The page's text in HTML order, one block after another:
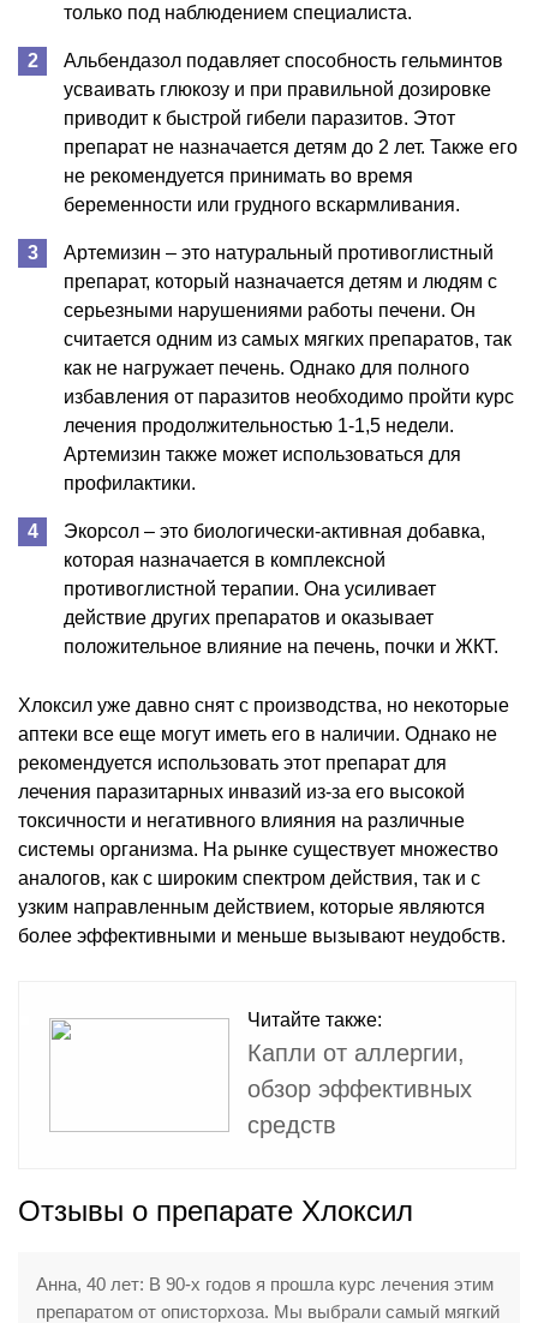
только под наблюдением специалиста.
Альбендазол подавляет способность гельминтов
усваивать глюкозу и при правильной дозировке
приводит к быстрой гибели паразитов. Этот
препарат не назначается детям до 2 лет. Также его
не рекомендуется принимать во время
беременности или грудного вскармливания.
Артемизин – это натуральный противоглистный
препарат, который назначается детям и людям с
серьезными нарушениями работы печени. Он
считается одним из самых мягких препаратов, так
как не нагружает печень. Однако для полного
избавления от паразитов необходимо пройти курс
лечения продолжительностью 1-1,5 недели.
Артемизин также может использоваться для
профилактики.
Экорсол – это биологически-активная добавка,
которая назначается в комплексной
противоглистной терапии. Она усиливает
действие других препаратов и оказывает
положительное влияние на печень, почки и ЖКТ.
Хлоксил уже давно снят с производства, но некоторые
аптеки все еще могут иметь его в наличии. Однако не
рекомендуется использовать этот препарат для
лечения паразитарных инвазий из-за его высокой
токсичности и негативного влияния на различные
системы организма. На рынке существует множество
аналогов, как с широким спектром действия, так и с
узким направленным действием, которые являются
более эффективными и меньше вызывают неудобств.
Читайте также:
Капли от аллергии,
обзор эффективных
средств
Отзывы о препарате Хлоксил
Анна, 40 лет: В 90-х годов я прошла курс лечения этим
препаратом от описторхоза. Мы выбрали самый мягкий